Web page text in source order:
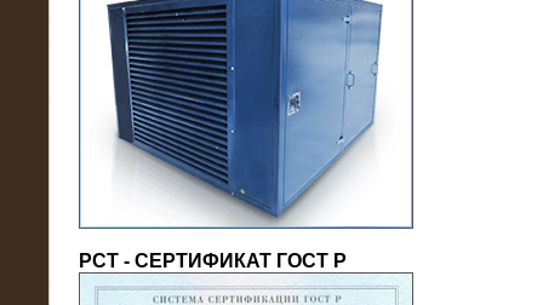
17.10.2016
Резистивный высоковольтный
нагрузочный модуль 5 МВт
(напряжение 6/10 кВ)
РСТ - СЕРТИФИКАТ ГОСТ Р